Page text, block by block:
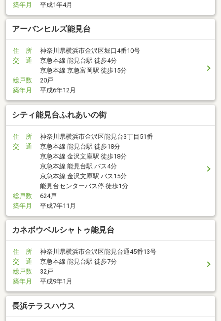
築年月
平成1年4月
アーバンヒルズ能見台
住 所
神奈川県横浜市金沢区堀口4番10号
交 通
京急本線 能見台駅 徒歩4分
京急本線 京急富岡駅 徒歩15分
総戸数
20戸
築年月
平成6年12月
シティ能見台ふれあいの街
住 所
神奈川県横浜市金沢区能見台3丁目51番
交 通
京急本線 能見台駅 徒歩18分
京急本線 金沢文庫駅 徒歩18分
京急本線 能見台駅 バス4分
京急本線 金沢文庫駅 バス15分
能見台センターバス停 徒歩1分
総戸数
624戸
築年月
平成7年11月
カネボウベルシャトゥ能見台
住 所
神奈川県横浜市金沢区能見台通45番13号
交 通
京急本線 能見台駅 徒歩7分
総戸数
32戸
築年月
平成9年1月
長浜テラスハウス